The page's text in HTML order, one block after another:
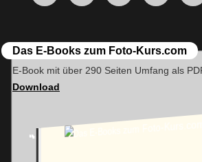
teilen
teilen
Das E-Books zum Foto-Kurs.com
Download